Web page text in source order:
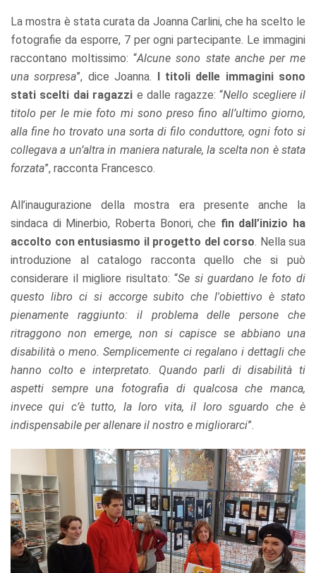
La mostra è stata curata da Joanna Carlini, che ha scelto le
fotografie da esporre, 7 per ogni partecipante. Le immagini
raccontano moltissimo: “Alcune sono state anche per me
una sorpresa”, dice Joanna. I titoli delle immagini sono
stati scelti dai ragazzi e dalle ragazze: “Nello scegliere il
titolo per le mie foto mi sono preso fino all’ultimo giorno,
alla fine ho trovato una sorta di filo conduttore, ogni foto si
collegava a un’altra in maniera naturale, la scelta non è stata
forzata”, racconta Francesco.
All’inaugurazione della mostra era presente anche la
sindaca di Minerbio, Roberta Bonori, che fin dall’inizio ha
accolto con entusiasmo il progetto del corso. Nella sua
introduzione al catalogo racconta quello che si può
considerare il migliore risultato: “Se si guardano le foto di
questo libro ci si accorge subito che l'obiettivo è stato
pienamente raggiunto: il problema delle persone che
ritraggono non emerge, non si capisce se abbiano una
disabilità o meno. Semplicemente ci regalano i dettagli che
hanno colto e interpretato. Quando parli di disabilità ti
aspetti sempre una fotografia di qualcosa che manca,
invece qui c’è tutto, la loro vita, il loro sguardo che è
indispensabile per allenare il nostro e migliorarci”.